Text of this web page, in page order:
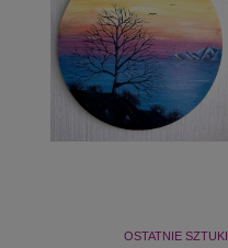
OSTATNIE SZTUKI